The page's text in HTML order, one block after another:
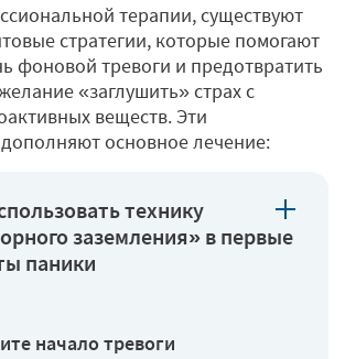
терапии, существуют
стратегии, которые помогают
фоновой тревоги и предотвратить
«заглушить» страх с
веществ. Эти
основное лечение:
технику
заземления» в первые
паники
начало тревоги